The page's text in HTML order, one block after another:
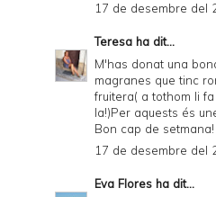
17 de desembre del
Teresa ha dit...
M'has donat una
magranes que tinc
fruitera( a tothom li
la!)Per aquests és
Bon cap de setmana!
17 de desembre del
Eva Flores ha dit...